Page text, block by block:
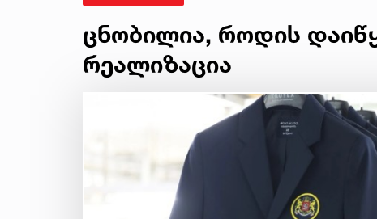
ცნობილია, როდის
რეალიზაცია